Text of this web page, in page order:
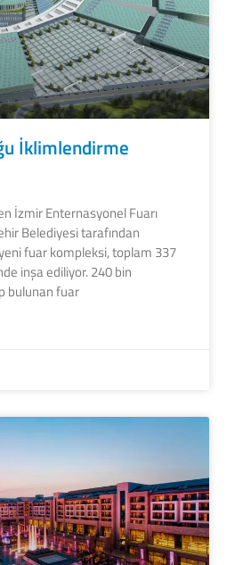
İklimlendirme
İzmir Enternasyonel Fuarı
Belediyesi tarafından
fuar kompleksi, toplam 337
inşa ediliyor. 240 bin
bulunan fuar